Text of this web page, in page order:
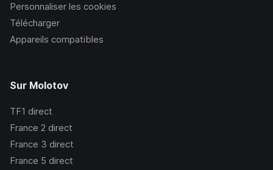
Personnaliser les cookies
Télécharger
Appareils compatibles
Sur Molotov
TF1 direct
France 2 direct
France 3 direct
France 5 direct